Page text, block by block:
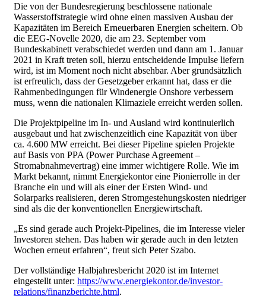
Die von der Bundesregierung beschlossene nationale
Wasserstoffstrategie wird ohne einen massiven Ausbau der
Kapazitäten im Bereich Erneuerbaren Energien scheitern. Ob
die EEG-Novelle 2020, die am 23. September vom
Bundeskabinett verabschiedet werden und dann am 1. Januar
2021 in Kraft treten soll, hierzu entscheidende Impulse liefern
wird, ist im Moment noch nicht absehbar. Aber grundsätzlich
ist erfreulich, dass der Gesetzgeber erkannt hat, dass er die
Rahmenbedingungen für Windenergie Onshore verbessern
muss, wenn die nationalen Klimaziele erreicht werden sollen.
Die Projektpipeline im In- und Ausland wird kontinuierlich
ausgebaut und hat zwischenzeitlich eine Kapazität von über
ca. 4.600 MW erreicht. Bei dieser Pipeline spielen Projekte
auf Basis von PPA (Power Purchase Agreement –
Stromabnahmevertrag) eine immer wichtigere Rolle. Wie im
Markt bekannt, nimmt Energiekontor eine Pionierrolle in der
Branche ein und will als einer der Ersten Wind- und
Solarparks realisieren, deren Stromgestehungskosten niedriger
sind als die der konventionellen Energiewirtschaft.
„Es sind gerade auch Projekt-Pipelines, die im Interesse vieler
Investoren stehen. Das haben wir gerade auch in den letzten
Wochen erneut erfahren“, freut sich Peter Szabo.
Der vollständige Halbjahresbericht 2020 ist im Internet
eingestellt unter:https://www.energiekontor.de/investor-
relations/finanzberichte.html.